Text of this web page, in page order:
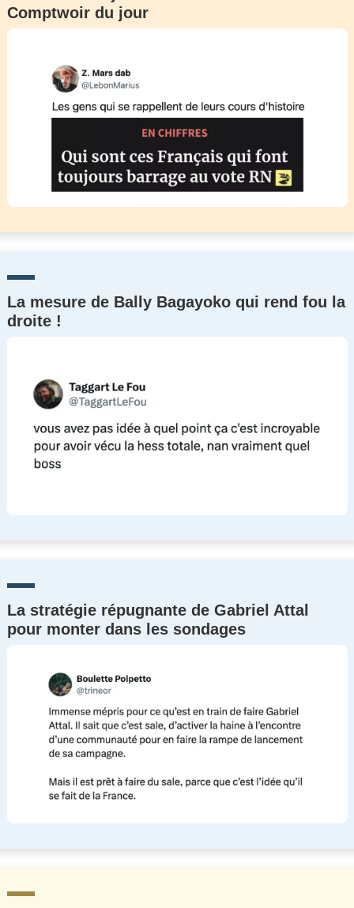
Comptwoir du jour
La mesure de Bally Bagayoko qui rend fou la
droite !
La stratégie répugnante de Gabriel Attal
pour monter dans les sondages
Un Thread
C'EST PARTI